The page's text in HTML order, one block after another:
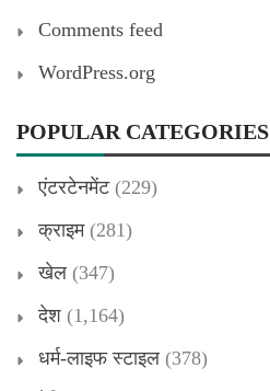
Comments feed
WordPress.org
POPULAR CATEGORIES
एंटरटेनमेंट(229)
क्राइम(281)
खेल (347)
देश (1,164)
धर्म-लाइफ स्टाइल (378)